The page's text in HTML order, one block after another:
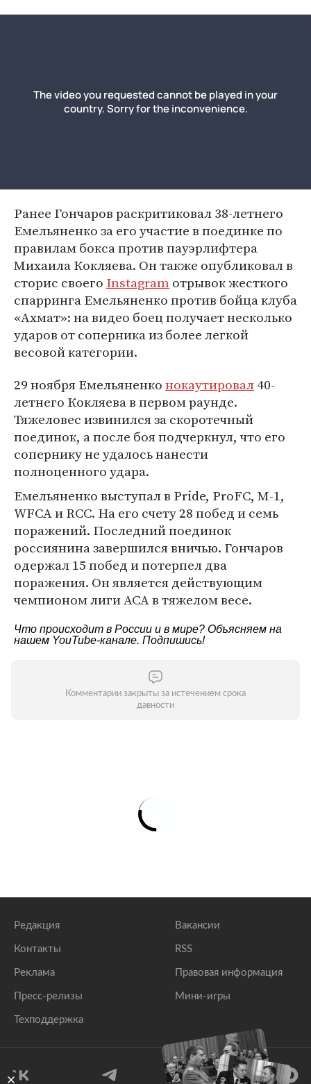
Ранее Гончаров раскритиковал 38-летнего
Емельяненко за его участие в поединке по
правилам бокса против пауэрлифтера
Михаила Кокляева. Он также опубликовал в
сторис своего Instagram отрывок жесткого
спарринга Емельяненко против бойца клуба
«Ахмат»: на видео боец получает несколько
ударов от соперника из более легкой
весовой категории.
29 ноября Емельяненконокаутировал40-
летнего Кокляева в первом раунде.
Тяжеловес извинился за скоротечный
поединок, а после боя подчеркнул, что его
сопернику не удалось нанести
полноценного удара.
Емельяненко выступал в Pride, ProFC, M-1,
WFCA и RCC. На его счету 28 побед и семь
поражений. Последний поединок
россиянина завершился вничью. Гончаров
одержал 15 побед и потерпел два
поражения. Он является действующим
чемпионом лиги ACA в тяжелом весе.
Что происходит в России и в мире? Объясняем на
нашем YouTube-канале. Подпишись!
Комментарии закрыты за истечением срока
давности
Редакция
Контакты
Реклама
Пресс-релизы
Техподдержка
Вакансии
RSS
Правовая информация
Мини-игры